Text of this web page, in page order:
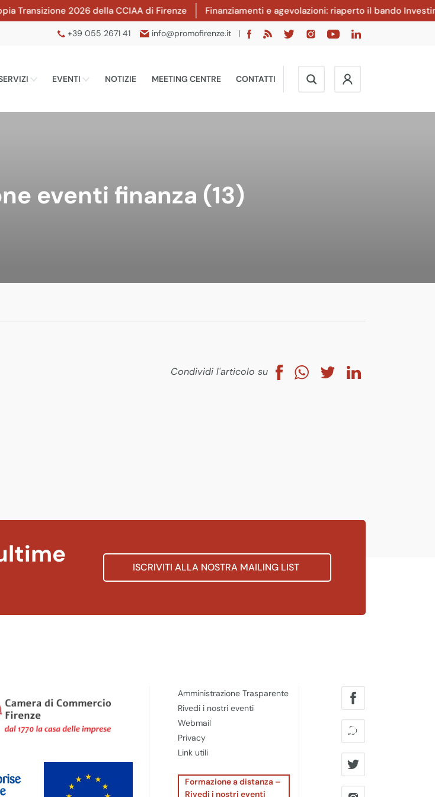
2026 della CCIAA di Firenze Finanziamenti e agevolazioni: riaperto il bando
+39 055 2671 41 info@promofirenze.it |
EVENTI NOTIZIE MEETING CENTRE CONTATTI
eventi finanza (13)
Condividi l'articolo su
ISCRIVITI ALLA NOSTRA MAILING LIST
Amministrazione Trasparente
Rivedi i nostri eventi
Webmail
Privacy
Link utili
Formazione a distanza –
Rivedi i nostri eventi